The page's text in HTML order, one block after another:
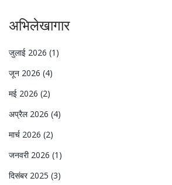
अभिलेखागार
जुलाई 2026 (1)
जून 2026 (4)
मई 2026 (2)
अप्रैल 2026 (4)
मार्च 2026 (2)
जनवरी 2026 (1)
दिसंबर 2025 (3)